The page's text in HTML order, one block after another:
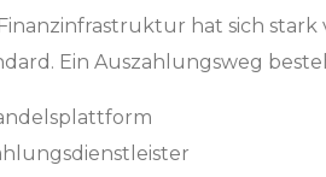
hat sich
Ein Auszahlungsweg